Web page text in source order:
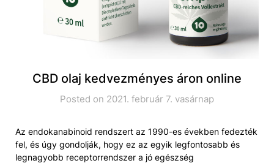
CBD olaj kedvezményes áron online
Posted on 2021. február 7. vasárnap
Az endokanabinoid rendszert az 1990-es években fedezték
fel, és úgy gondolják, hogy ez az egyik legfontosabb és
legnagyobb receptorrendszer a jó egészség